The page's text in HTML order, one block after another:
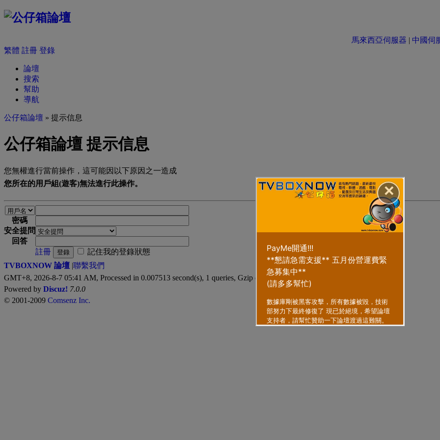
✕
馬來西亞伺服器 | 中國伺
繁體 註冊 登錄
論壇
搜索
幫助
導航
公仔箱論壇 » 提示信息
公仔箱論壇 提示信息
您無權進行當前操作，這可能因以下原因之一造成
您所在的用戶組(遊客)無法進行此操作。
密碼
安全提問
回答
註冊
登錄
記住我的登錄狀態
TVBOXNOW 論壇 |聯繫我們
GMT+8, 2026-8-7 05:41 AM, Processed in 0.007513 second(s), 1 queries, Gzip enabled.
Powered by Discuz! 7.0.0
© 2001-2009 Comsenz Inc.